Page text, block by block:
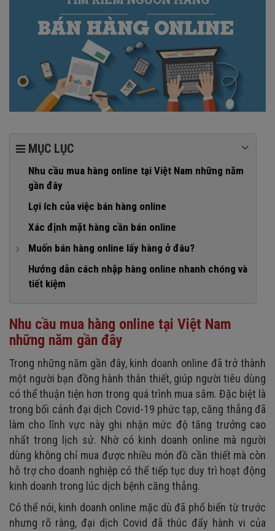
MỤC LỤC
Nhu cầu mua hàng online tại Việt Nam những năm
gần đây
Lợi ích của việc bán hàng online
Xác định mặt hàng cần bán online
Muốn bán hàng online lấy hàng ở đâu?
1. Tìm nguồn hàng kinh doanh online từ các chợ đầu mối
Việt Nam
2. Tìm nguồn hàng ở các xưởng gia công
3. Lấy hàng bán online tại Quảng Châu, Trung Quốc
4. Lấy hàng sỉ bán online qua sàn thương mại điện tử
5. Tìm nguồn hàng kinh doanh online trên Google
6. Tìm nguồn hàng online trên Facebook
Hướng dẫn cách nhập hàng online nhanh chóng và
tiết kiệm
Nhu cầu mua hàng online tại Việt Nam
những năm gần đây
Trong những năm gần đây, kinh doanh online đã trở thành
một người bạn đồng hành thân thiết, giúp người tiêu dùng
có thể thuận tiện hơn trong quá trình mua sắm. Đặc biệt là
trong bối cảnh đại dịch Covid-19 phức tạp, căng thẳng đã
làm cho lĩnh vực này ghi nhận mức độ tăng trưởng cao
nhất trong lịch sử. Nhờ có kinh doanh online mà người
dùng không chỉ mua được nhiều món đồ cần thiết mà còn
hỗ trợ cho doanh nghiệp có thể tiếp tục duy trì hoạt động
kinh doanh trong lúc dịch bệnh căng thẳng.
Có thể nói, kinh doanh online mặc dù đã phổ biến từ trước
nhưng rõ ràng, đại dịch Covid đã thúc đẩy hành vi của